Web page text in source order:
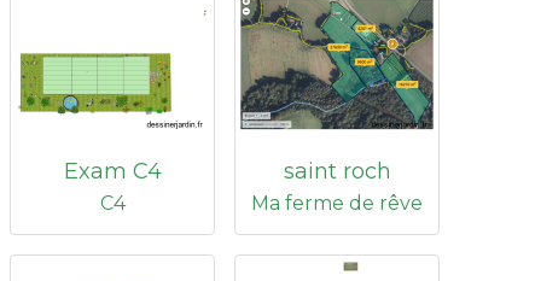
Exam C4
C4
saint roch
Ma ferme de rêve